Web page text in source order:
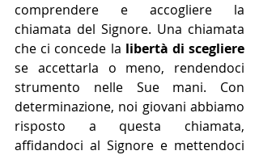
comprendere e accogliere la
chiamata del Signore. Una chiamata
che ci concede la libertà di scegliere
se accettarla o meno, rendendoci
strumento nelle Sue mani. Con
determinazione, noi giovani abbiamo
risposto a questa chiamata,
affidandoci al Signore e mettendoci